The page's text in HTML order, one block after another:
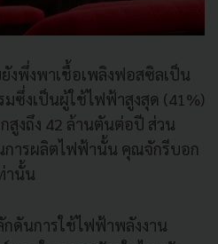
งพึ่งพาเชื้อเพลิงฟอสซิลเป็น
ซึ่งเป็นผู้ใช้ไฟฟ้าสูงสุด (41%)
สูงถึง 42 ล้านตันต่อปี ส่วน
การผลิตไฟฟ้านั้น คุณจักรีบอก
านั้น
ดันการใช้ไฟฟ้าพลังงาน